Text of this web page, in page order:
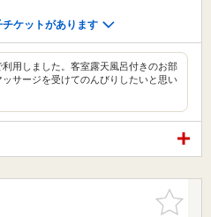
ケットがあります
用しました。客室露天風呂付きのお部
サージを受けてのんびりしたいと思い
お気に入
りに追加